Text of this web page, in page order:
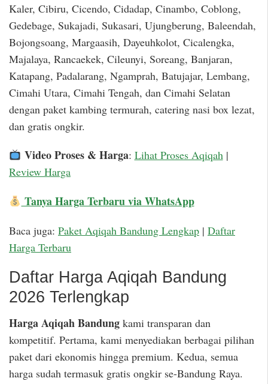
Kaler, Cibiru, Cicendo, Cidadap, Cinambo, Coblong,
Gedebage, Sukajadi, Sukasari, Ujungberung, Baleendah,
Bojongsoang, Margaasih, Dayeuhkolot, Cicalengka,
Majalaya, Rancaekek, Cileunyi, Soreang, Banjaran,
Katapang, Padalarang, Ngamprah, Batujajar, Lembang,
Cimahi Utara, Cimahi Tengah, dan Cimahi Selatan
dengan paket kambing termurah, catering nasi box lezat,
dan gratis ongkir.
Video Proses & Harga: Lihat Proses Aqiqah|
Review Harga
Tanya Harga Terbaru via WhatsApp
Baca juga: Paket Aqiqah Bandung Lengkap | Daftar
Harga Terbaru
Daftar Harga Aqiqah Bandung
2026 Terlengkap
Harga Aqiqah Bandung kami transparan dan
kompetitif. Pertama, kami menyediakan berbagai pilihan
paket dari ekonomis hingga premium. Kedua, semua
harga sudah termasuk gratis ongkir se-Bandung Raya.